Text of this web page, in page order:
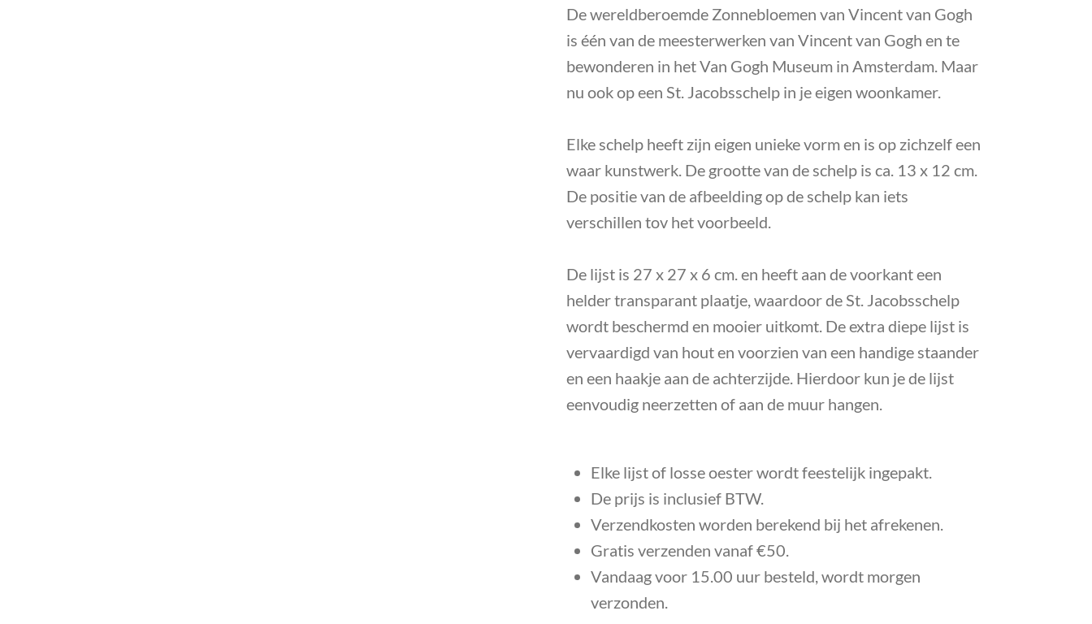
De wereldberoemde Zonnebloemen van Vincent van Gogh
is één van de meesterwerken van Vincent van Gogh en te
bewonderen in het Van Gogh Museum in Amsterdam. Maar
nu ook op een St. Jacobsschelp in je eigen woonkamer.
Elke schelp heeft zijn eigen unieke vorm en is op zichzelf een
waar kunstwerk. De grootte van de schelp is ca. 13 x 12 cm.
De positie van de afbeelding op de schelp kan iets
verschillen tov het voorbeeld.
De lijst is 27 x 27 x 6 cm. en heeft aan de voorkant een
helder transparant plaatje, waardoor de St. Jacobsschelp
wordt beschermd en mooier uitkomt. De extra diepe lijst is
vervaardigd van hout en voorzien van een handige staander
en een haakje aan de achterzijde. Hierdoor kun je de lijst
eenvoudig neerzetten of aan de muur hangen.
Elke lijst of losse oester wordt feestelijk ingepakt.
De prijs is inclusief BTW.
Verzendkosten worden berekend bij het afrekenen.
Gratis verzenden vanaf €50.
Vandaag voor 15.00 uur besteld, wordt morgen
verzonden.